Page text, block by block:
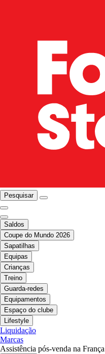
Pesquisar
Saldos
Coupe do Mundo 2026
Sapatilhas
Equipas
Crianças
Treino
Guarda-redes
Equipamentos
Espaço do clube
Lifestyle
Liquidação
Marcas
Assistência pós-venda na França